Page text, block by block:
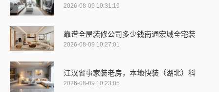
2026-08-09 10:31:19
靠谱全屋装修公司多少钱南通宏域全宅装
2026-08-09 10:27:01
江汉省事家装老房，本地快装（湖北）科
2026-08-09 10:23:05